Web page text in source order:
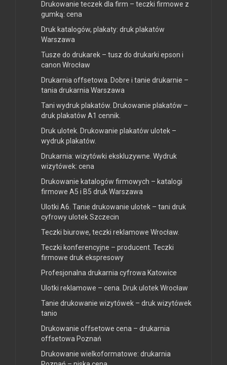
Drukowanie teczek dla firm – teczki firmowe z
gumką: cena
Druk katalogów, plakaty: druk plakatów
Warszawa
Tusze do drukarek – tusz do drukarki epson i
canon Wrocław
Drukarnia offsetowa. Dobre i tanie drukarnie –
tania drukarnia Warszawa
Tani wydruk plakatów. Drukowanie plakatów –
druk plakatów A1 cennik.
Druk ulotek. Drukowanie plakatów ulotek –
wydruk plakatów.
Drukarnia: wizytówki ekskluzywne. Wydruk
wizytówek: cena
Drukowanie katalogów firmowych – katalogi
firmowe A5 i B5 druk Warszawa
Ulotki A6. Tanie drukowanie ulotek – tani druk
cyfrowy ulotek Szczecin
Teczki biurowe, teczki reklamowe Wrocław.
Teczki konferencyjne – producent. Teczki
firmowe druk ekspresowy
Profesjonalna drukarnia cyfrowa Katowice
Ulotki reklamowe – cena. Druk ulotek Wrocław
Tanie drukowanie wizytówek – druk wizytówek
tanio
Drukowanie offsetowe cena – drukarnia
offsetowa Poznań
Drukowanie wielkoformatowe: drukarnia